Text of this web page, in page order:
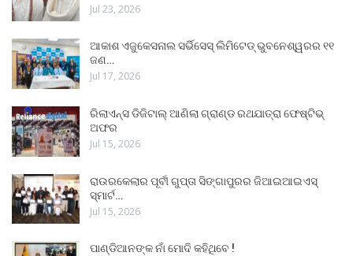
Jul 23, 2026
ଆକାଶ ଏଜୁକେସନାଲ ସର୍ଭିସେସ୍ ଲିମିଟେଡ୍ ଭୁବନେଶ୍ୱରର ୧୧
ଜଣ…
Jul 17, 2026
ରିଲାଏନ୍ସ ଡିଜିଟାଲ୍ ଆଣିଲା ଗ୍ରାଣ୍ଡ ରଥଯାତ୍ରା ଫେଷ୍ଟିଭ୍
ଅଫର
Jul 15, 2026
ରାଉରକେଲାର ପୂର୍ବୀ ଗୁପ୍ତା ସିଙ୍ଗାପୁରର ଜିଆଇଆଇଏସ୍
ସ୍ମାର୍ଟ…
Jul 15, 2026
ପାଣ୍ଡିଆନଙ୍କ ନାଁ ମୋଦି କହିଥିବେ !